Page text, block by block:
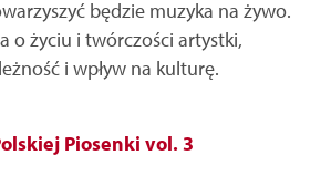
będzie muzyka na żywo.
o życiu i twórczości artystki,
i wpływ na kulturę.
Piosenki vol. 3